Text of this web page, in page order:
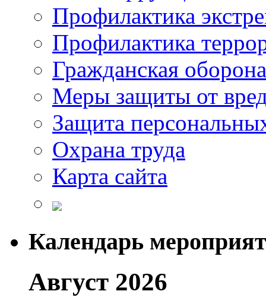
Профилактика
Профилактика
Гражданская оборона
Меры защиты от
Защита
Охрана труда
Карта сайта
Календарь
Август 2026